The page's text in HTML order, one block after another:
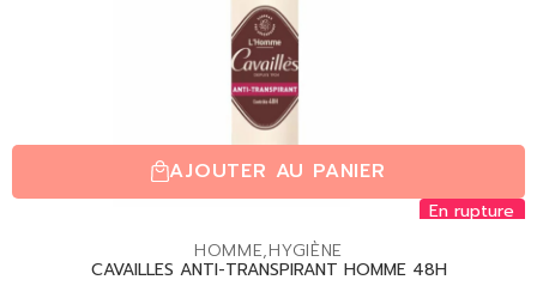
AJOUTER AU PANIER
En rupture
HOMME,HYGIÈNE
CAVAILLES ANTI-TRANSPIRANT HOMME 48H